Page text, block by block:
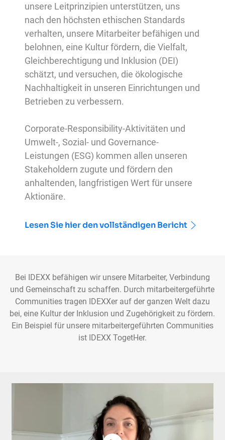
unsere Leitprinzipien unterstützen, uns
nach den höchsten ethischen Standards
verhalten, unsere Mitarbeiter befähigen und
belohnen, eine Kultur fördern, die Vielfalt,
Gleichberechtigung und Inklusion (DEI)
schätzt, und versuchen, die ökologische
Nachhaltigkeit in unseren Einrichtungen und
Betrieben zu verbessern.
Corporate-Responsibility-Aktivitäten und
Umwelt-, Sozial- und Governance-
Leistungen (ESG) kommen allen unseren
Stakeholdern zugute und fördern den
anhaltenden, langfristigen Wert für unsere
Aktionäre.
Lesen Sie hier den vollständigen Bericht
Bei IDEXX befähigen wir unsere Mitarbeiter, Verbindung
und Gemeinschaft zu schaffen. Durch mitarbeitergeführte
Communities tragen IDEXXer auf der ganzen Welt dazu
bei, eine Kultur der Inklusion und Zugehörigkeit zu fördern.
Ein Beispiel für unsere mitarbeitergeführten Communities
ist IDEXX TogetHer.